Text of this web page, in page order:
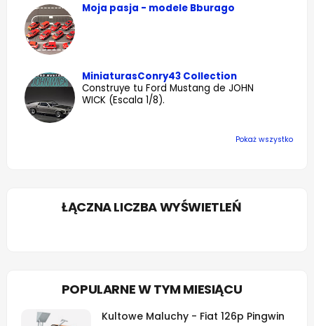
Moja pasja - modele Bburago
MiniaturasConry43 Collection
Construye tu Ford Mustang de JOHN
WICK (Escala 1/8).
Pokaż wszystko
ŁĄCZNA LICZBA WYŚWIETLEŃ
POPULARNE W TYM MIESIĄCU
Kultowe Maluchy - Fiat 126p Pingwin